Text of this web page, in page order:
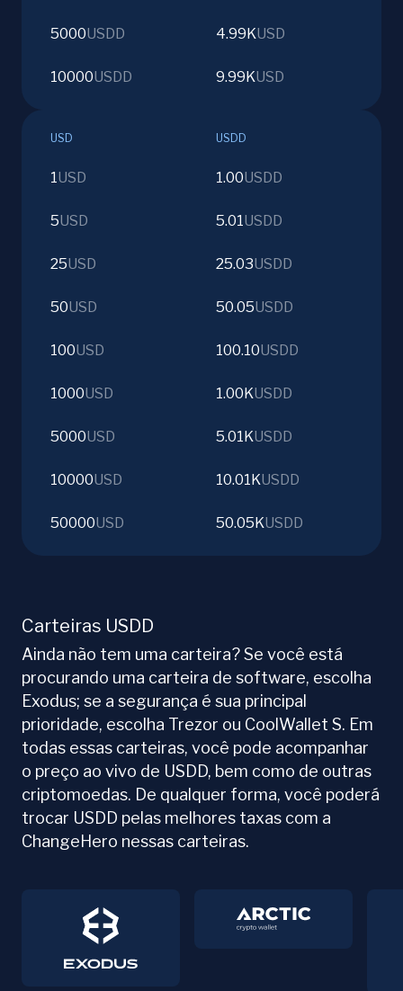
5000USDD 4.99KUSD
10000USDD 9.99KUSD
USD USDD
1USD 1.00USDD
5USD 5.01USDD
25USD 25.03USDD
50USD 50.05USDD
100USD 100.10USDD
1000USD 1.00KUSDD
5000USD 5.01KUSDD
10000USD 10.01KUSDD
50000USD 50.05KUSDD
Carteiras USDD
Ainda não tem uma carteira? Se você está
procurando uma carteira de software, escolha
Exodus; se a segurança é sua principal
prioridade, escolha Trezor ou CoolWallet S. Em
todas essas carteiras, você pode acompanhar
o preço ao vivo de USDD, bem como de outras
criptomoedas. De qualquer forma, você poderá
trocar USDD pelas melhores taxas com a
ChangeHero nessas carteiras.